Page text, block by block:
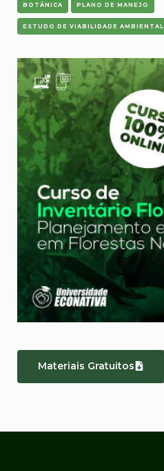
BOTÂNICA PLANO DE MANEJO
ESTUDO DE VIABILIDADE AMBIENTAL
Materiais Gratuitos